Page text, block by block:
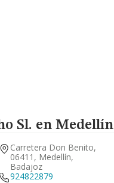
Sl. en
Carretera Don Benito,
06411, Medellín,
Badajoz
924822879